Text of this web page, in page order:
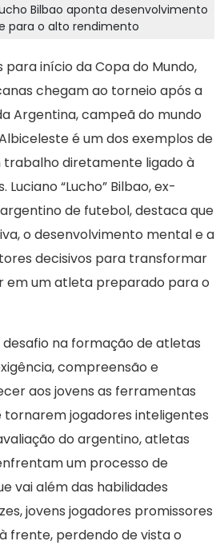
Bilbao aponta desenvolvimento
para o alto rendimento
para início da Copa do Mundo,
chegam ao torneio após a
Argentina, campeã do mundo
é um dos exemplos de
trabalho diretamente ligado à
“Lucho” Bilbao, ex-
de futebol, destaca que
o desenvolvimento mental e a
decisivos para transformar
em um atleta preparado para o
desafio na formação de atletas
compreensão e
aos jovens as ferramentas
tornarem jogadores inteligentes
do argentino, atletas
um processo de
vai além das habilidades
jovens jogadores promissores
frente, perdendo de vista o